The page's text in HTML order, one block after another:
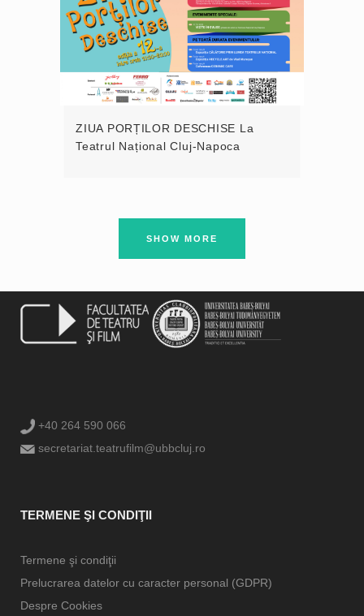
ZIUA PORȚILOR DESCHISE La
Teatrul Național Cluj-Napoca
SHOW MORE
+40 264 590 066
secretariat.teatrufilm@ubbcluj.ro
TERMENE ŞI CONDIŢII
Termene şi condiţii
Prelucrarea datelor cu caracter personal (GDPR)
Despre Cookies